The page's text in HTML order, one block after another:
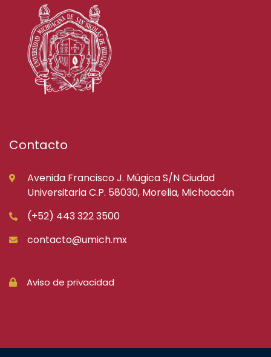
Contacto
Avenida Francisco J. Múgica S/N Ciudad
Universitaria C.P. 58030, Morelia, Michoacán
(+52) 443 322 3500
contacto@umich.mx
Aviso de privacidad